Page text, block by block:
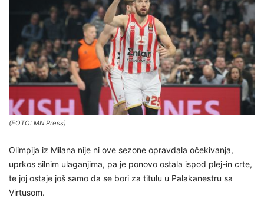
(FOTO: MN Press)
Olimpija iz Milana nije ni ove sezone opravdala očekivanja,
uprkos silnim ulaganjima, pa je ponovo ostala ispod plej-in crte,
te joj ostaje još samo da se bori za titulu u Palakanestru sa
Virtusom.